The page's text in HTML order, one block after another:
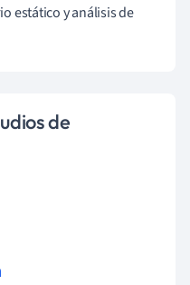
estático y análisis de
de